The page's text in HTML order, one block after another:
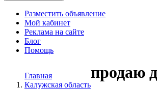
Разместить объявление
Мой кабинет
Реклама на сайте
Блог
Помощь
Главная
Калужская область
продаю